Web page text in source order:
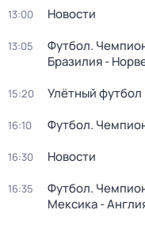
13:00 Новости
13:05
Футбол.
Бразилия -
15:20 Улётный футбол
16:10 Футбол.
16:30 Новости
16:35
Футбол.
Мексика -